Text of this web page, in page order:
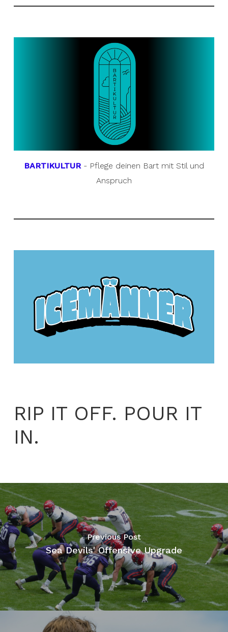
BARTIKULTUR- Pflege deinen Bart mit Stil und
Anspruch
RIP IT OFF. POUR IT
IN.
Previous Post
Sea Devils' Offensive Upgrade